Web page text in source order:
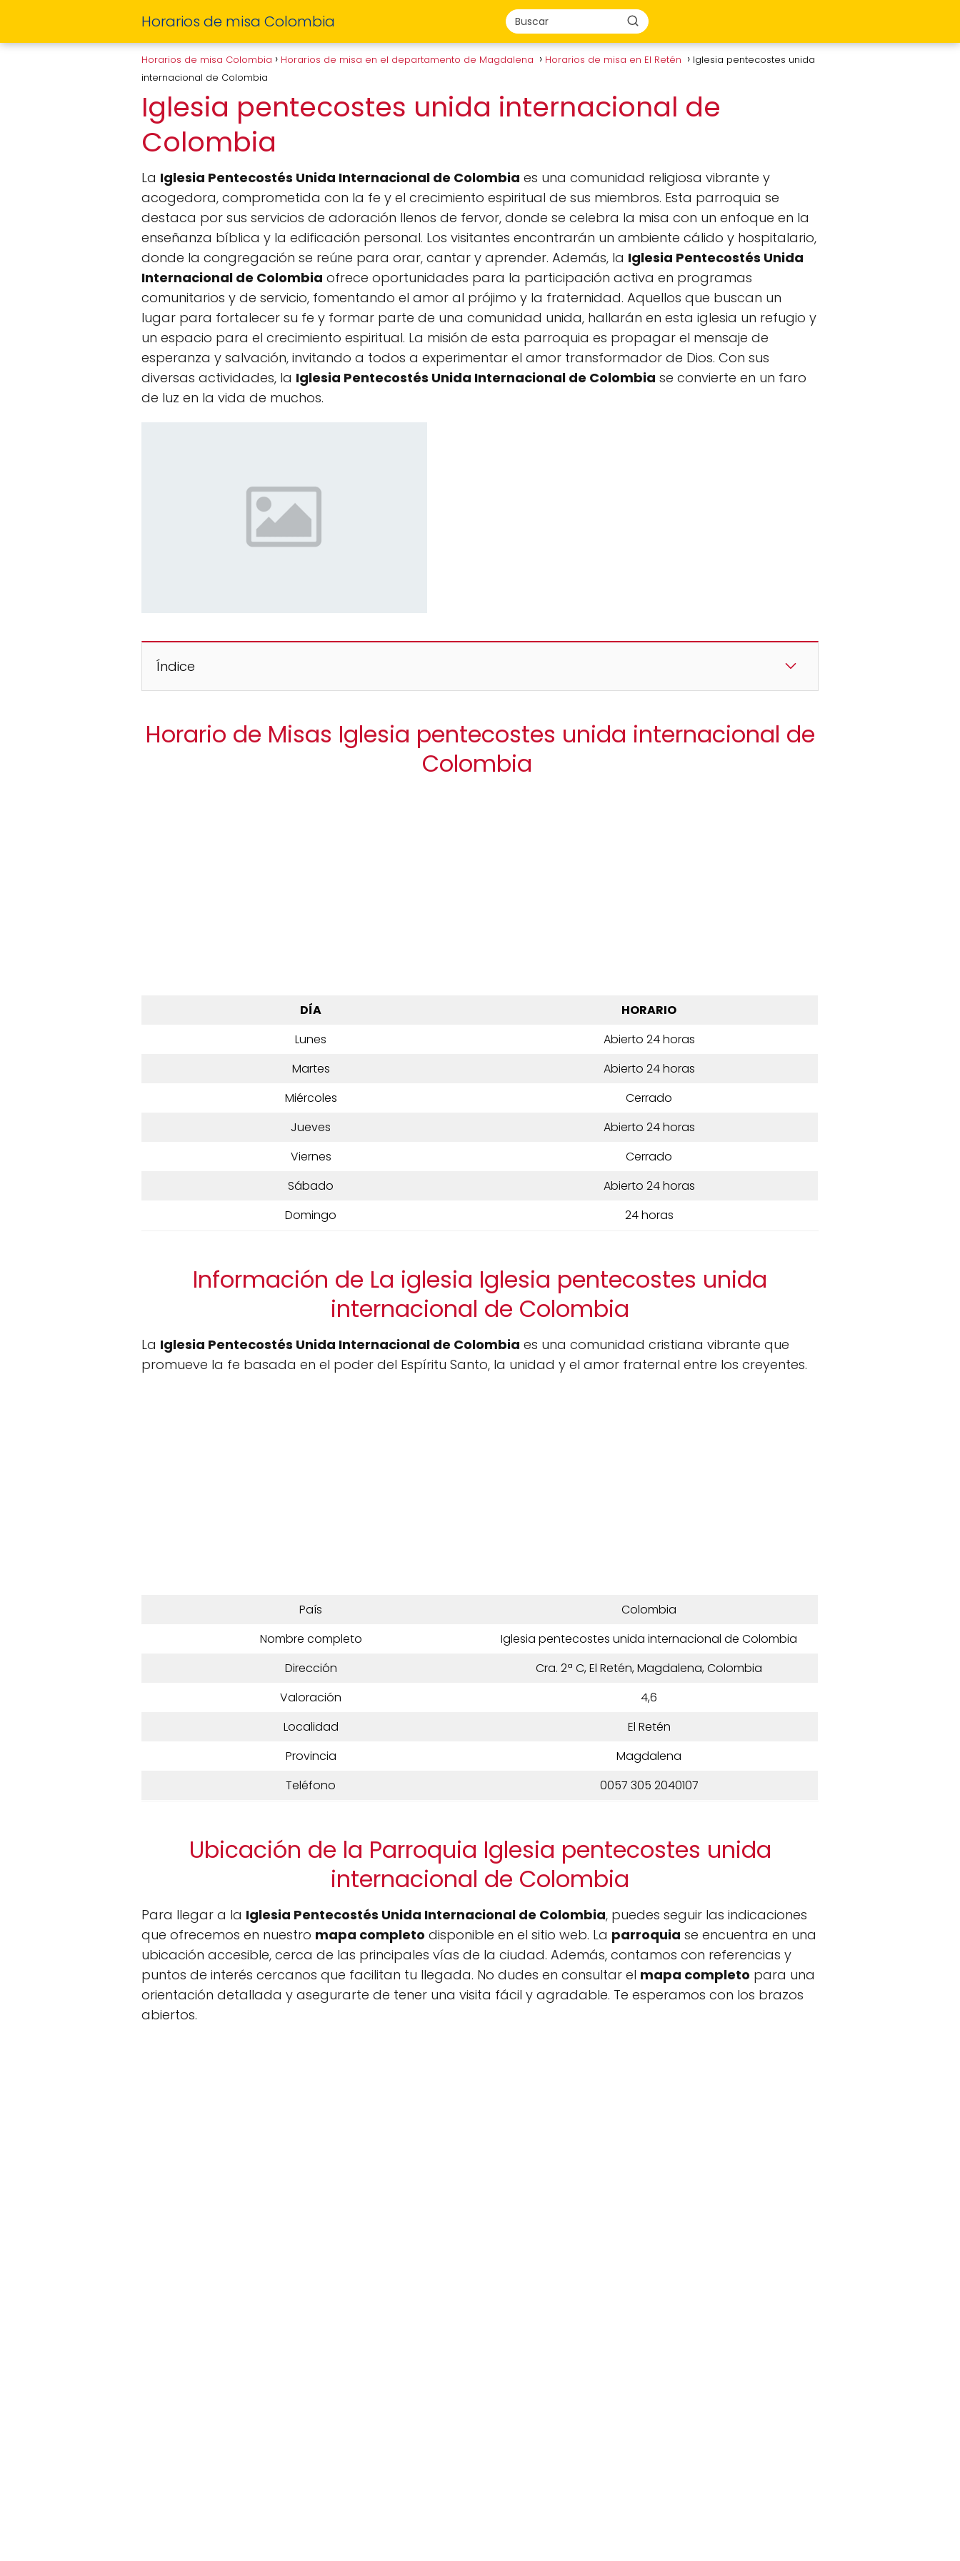
Horarios de misa Colombia
Horarios de misa Colombia Horarios de misa en el departamento de Magdalena Horarios de misa en El Retén
Iglesia pentecostes unida
internacional de Colombia
Iglesia pentecostes unida internacional de
Colombia
La Iglesia Pentecostés Unida Internacional de Colombia es una comunidad religiosa vibrante y
acogedora, comprometida con la fe y el crecimiento espiritual de sus miembros. Esta parroquia se
destaca por sus servicios de adoración llenos de fervor, donde se celebra la misa con un enfoque en la
enseñanza bíblica y la edificación personal. Los visitantes encontrarán un ambiente cálido y hospitalario,
donde la congregación se reúne para orar, cantar y aprender. Además, la Iglesia Pentecostés Unida
Internacional de Colombia ofrece oportunidades para la participación activa en programas
comunitarios y de servicio, fomentando el amor al prójimo y la fraternidad. Aquellos que buscan un
lugar para fortalecer su fe y formar parte de una comunidad unida, hallarán en esta iglesia un refugio y
un espacio para el crecimiento espiritual. La misión de esta parroquia es propagar el mensaje de
esperanza y salvación, invitando a todos a experimentar el amor transformador de Dios. Con sus
diversas actividades, la Iglesia Pentecostés Unida Internacional de Colombia se convierte en un faro
de luz en la vida de muchos.
Índice
Horario de Misas Iglesia pentecostes unida internacional de
Colombia
DÍA
HORARIO
Lunes
Abierto 24 horas
Martes
Abierto 24 horas
Miércoles
Cerrado
Jueves
Abierto 24 horas
Viernes
Cerrado
Sábado
Abierto 24 horas
Domingo
24 horas
Información de La iglesia Iglesia pentecostes unida
internacional de Colombia
La Iglesia Pentecostés Unida Internacional de Colombia es una comunidad cristiana vibrante que
promueve la fe basada en el poder del Espíritu Santo, la unidad y el amor fraternal entre los creyentes.
País
Colombia
Nombre completo
Iglesia pentecostes unida internacional de Colombia
Dirección
Cra. 2ª C, El Retén, Magdalena, Colombia
Valoración
4,6
Localidad
El Retén
Provincia
Magdalena
Teléfono
0057 305 2040107
Ubicación de la Parroquia Iglesia pentecostes unida
internacional de Colombia
Para llegar a la Iglesia Pentecostés Unida Internacional de Colombia, puedes seguir las indicaciones
que ofrecemos en nuestro mapa completo disponible en el sitio web. La parroquia se encuentra en una
ubicación accesible, cerca de las principales vías de la ciudad. Además, contamos con referencias y
puntos de interés cercanos que facilitan tu llegada. No dudes en consultar el mapa completo para una
orientación detallada y asegurarte de tener una visita fácil y agradable. Te esperamos con los brazos
abiertos.